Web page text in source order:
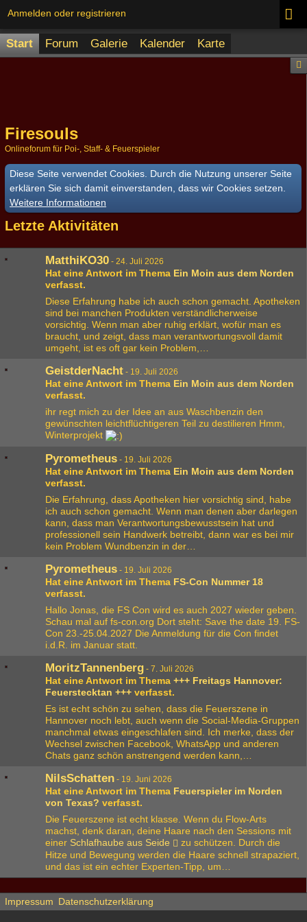
Anmelden oder registrieren
Start Forum Galerie Kalender Karte
Firesouls
Onlineforum für Poi-, Staff- & Feuerspieler
Diese Seite verwendet Cookies. Durch die Nutzung unserer Seite
erklären Sie sich damit einverstanden, dass wir Cookies setzen.
Weitere Informationen
Letzte Aktivitäten
MatthiKO30 - 24. Juli 2026
Hat eine Antwort im Thema Ein Moin aus dem Norden
verfasst.
Diese Erfahrung habe ich auch schon gemacht. Apotheken
sind bei manchen Produkten verständlicherweise
vorsichtig. Wenn man aber ruhig erklärt, wofür man es
braucht, und zeigt, dass man verantwortungsvoll damit
umgeht, ist es oft gar kein Problem,…
GeistderNacht - 19. Juli 2026
Hat eine Antwort im Thema Ein Moin aus dem Norden
verfasst.
ihr regt mich zu der Idee an aus Waschbenzin den
gewünschten leichtflüchtigeren Teil zu destilieren Hmm,
Winterprojekt
Pyrometheus - 19. Juli 2026
Hat eine Antwort im Thema Ein Moin aus dem Norden
verfasst.
Die Erfahrung, dass Apotheken hier vorsichtig sind, habe
ich auch schon gemacht. Wenn man denen aber darlegen
kann, dass man Verantwortungsbewusstsein hat und
professionell sein Handwerk betreibt, dann war es bei mir
kein Problem Wundbenzin in der…
Pyrometheus - 19. Juli 2026
Hat eine Antwort im Thema FS-Con Nummer 18
verfasst.
Hallo Jonas, die FS Con wird es auch 2027 wieder geben.
Schau mal auf fs-con.org Dort steht: Save the date 19. FS-
Con 23.-25.04.2027 Die Anmeldung für die Con findet
i.d.R. im Januar statt.
MoritzTannenberg - 7. Juli 2026
Hat eine Antwort im Thema +++ Freitags Hannover:
Feuerstecktan +++ verfasst.
Es ist echt schön zu sehen, dass die Feuerszene in
Hannover noch lebt, auch wenn die Social-Media-Gruppen
manchmal etwas eingeschlafen sind. Ich merke, dass der
Wechsel zwischen Facebook, WhatsApp und anderen
Chats ganz schön anstrengend werden kann,…
NilsSchatten - 19. Juni 2026
Hat eine Antwort im Thema Feuerspieler im Norden
von Texas? verfasst.
Die Feuerszene ist echt klasse. Wenn du Flow-Arts
machst, denk daran, deine Haare nach den Sessions mit
einer Schlafhaube aus Seide
zu schützen. Durch die
Hitze und Bewegung werden die Haare schnell strapaziert,
und das ist ein echter Experten-Tipp, um…
Impressum Datenschutzerklärung